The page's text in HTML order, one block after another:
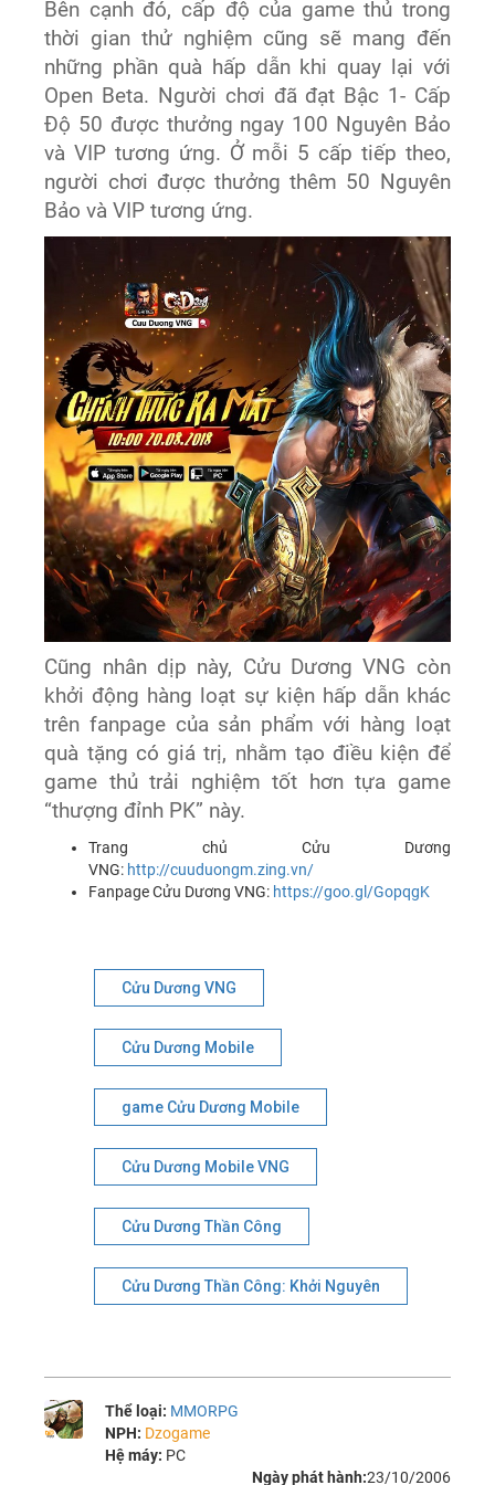
Bên cạnh đó, cấp độ của game thủ trong
thời gian thử nghiệm cũng sẽ mang đến
những phần quà hấp dẫn khi quay lại với
Open Beta. Người chơi đã đạt Bậc 1- Cấp
Độ 50 được thưởng ngay 100 Nguyên Bảo
và VIP tương ứng. Ở mỗi 5 cấp tiếp theo,
người chơi được thưởng thêm 50 Nguyên
Bảo và VIP tương ứng.
Cũng nhân dịp này, Cửu Dương VNG còn
khởi động hàng loạt sự kiện hấp dẫn khác
trên fanpage của sản phẩm với hàng loạt
quà tặng có giá trị, nhằm tạo điều kiện để
game thủ trải nghiệm tốt hơn tựa game
“thượng đỉnh PK” này.
Trang chủ Cửu Dương
VNG: http://cuuduongm.zing.vn/
Fanpage Cửu Dương VNG: https://goo.gl/GopqgK
Cửu Dương VNG
Cửu Dương Mobile
game Cửu Dương Mobile
Cửu Dương Mobile VNG
Cửu Dương Thần Công
Cửu Dương Thần Công: Khởi Nguyên
Thể loại: MMORPG
NPH: Dzogame
Hệ máy: PC
Ngày phát hành:23/10/2006